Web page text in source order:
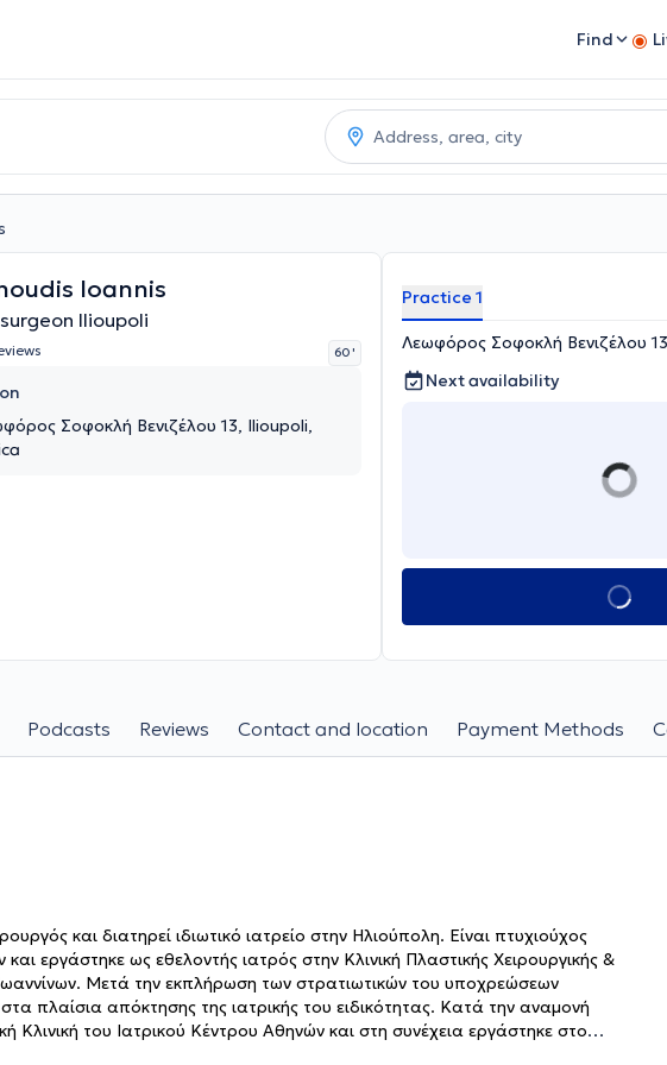
Find
Ioannis
Ilioupoli
60 '
Σοφοκλή Βενιζέλου 13, Ilioupoli,
Practice 1
Λεωφόρος Σοφοκλή Βενιζέλου
Next availability
Podcasts Reviews Contact and location Payment Methods
και διατηρεί ιδιωτικό ιατρείο στην Ηλιούπολη. Είναι πτυχιούχος
εργάστηκε ως εθελοντής ιατρός στην Κλινική Πλαστικής Χειρουργικής &
Μετά την εκπλήρωση των στρατιωτικών του υποχρεώσεων
πλαίσια απόκτησης της ιατρικής του ειδικότητας. Κατά την αναμονή
Κλινική του Ιατρικού Κέντρου Αθηνών και στη συνέχεια εργάστηκε στο